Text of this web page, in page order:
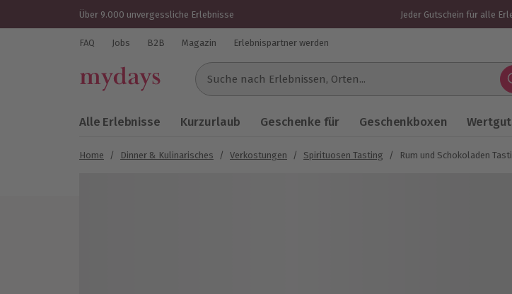
Über 9.000 unvergessliche Erlebnisse Jeder Gutschein für alle
FAQ Jobs B2B Magazin Erlebnispartner werden
Suche nach Erlebnissen...
Alle Erlebnisse Kurzurlaub Geschenke für Geschenkboxen
Home / Dinner & Kulinarisches / Verkostungen / Spirituosen Tasting / Rum und Schokoladen